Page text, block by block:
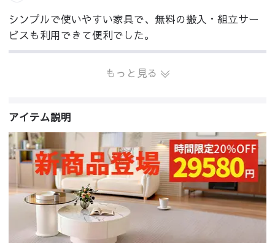
シンプルで使いやすい家具で、無料の搬入・組立サー
ビスも利用できて便利でした。
もっと見る
アイテム説明